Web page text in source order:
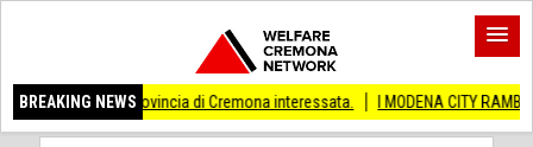
BREAKING NEWS
provincia di Cremona interessata. I MODENA CITY RAMBLERS ARRIVANO